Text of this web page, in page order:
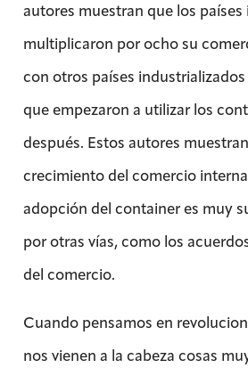
autores muestran que los
multiplicaron por ocho su
con otros países
que empezaron a utilizar los
después. Estos autores
crecimiento del comercio
adopción del container es muy
por otras vías, como los
del comercio.
Cuando pensamos en
nos vienen a la cabeza cosas